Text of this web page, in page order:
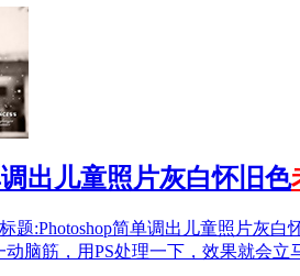
出儿童照片灰白怀旧色
题:Photoshop简单调出儿童照片灰白
脑筋，用PS处理一下，效果就会